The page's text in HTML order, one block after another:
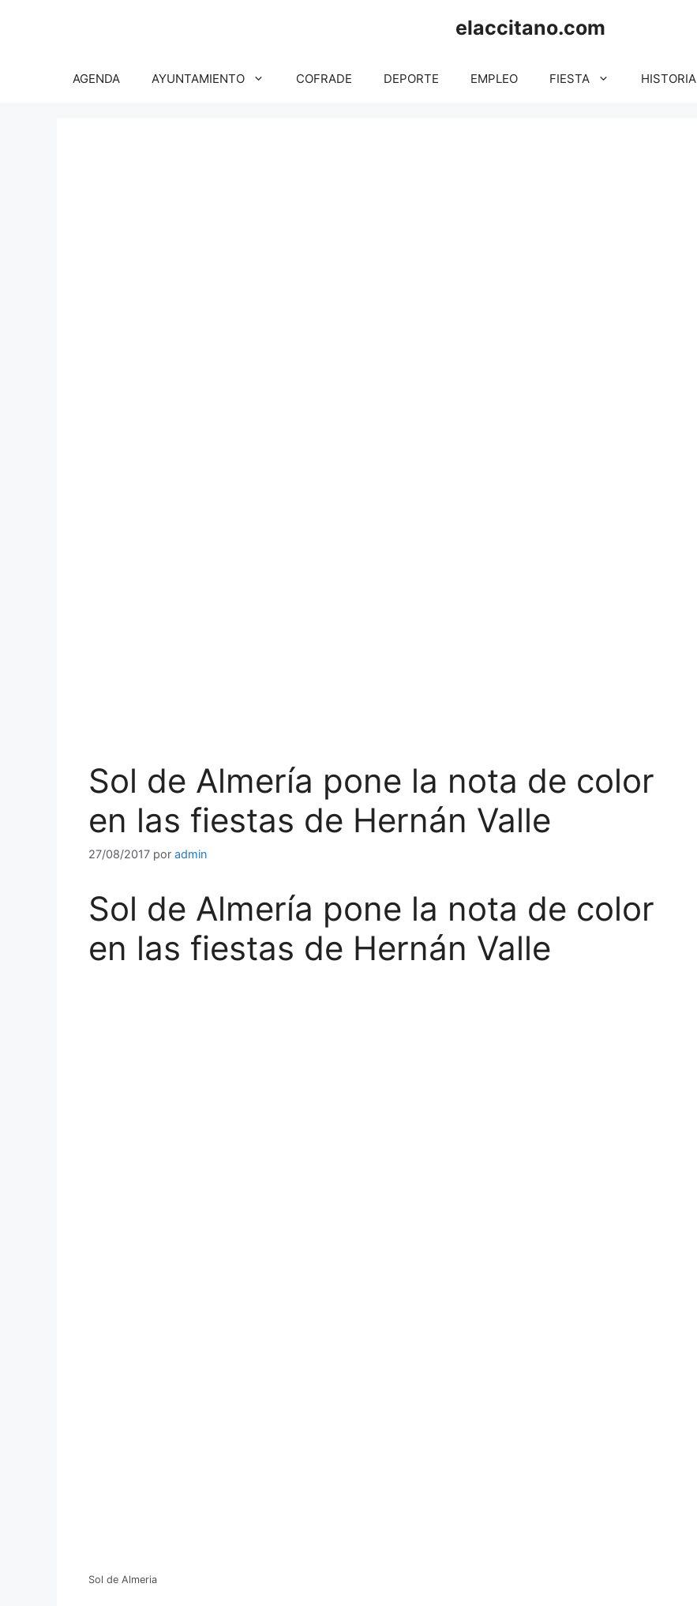
elaccitano.com
AGENDA AYUNTAMIENTO COFRADE DEPORTE EMPLEO FIESTA HISTORIA
Sol de Almería pone la nota de color
en las fiestas de Hernán Valle
27/08/2017 por admin
Sol de Almería pone la nota de color
en las fiestas de Hernán Valle
Sol de Almeria